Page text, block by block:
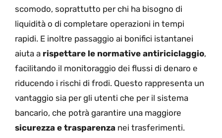
scomodo, soprattutto per chi ha bisogno di
liquidità o di completare operazioni in tempi
rapidi. E inoltre passaggio ai bonifici istantanei
aiuta a rispettare le normative antiriciclaggio,
facilitando il monitoraggio dei flussi di denaro e
riducendo i rischi di frodi. Questo rappresenta un
vantaggio sia per gli utenti che per il sistema
bancario, che potrà garantire una maggiore
sicurezza e trasparenza nei trasferimenti.